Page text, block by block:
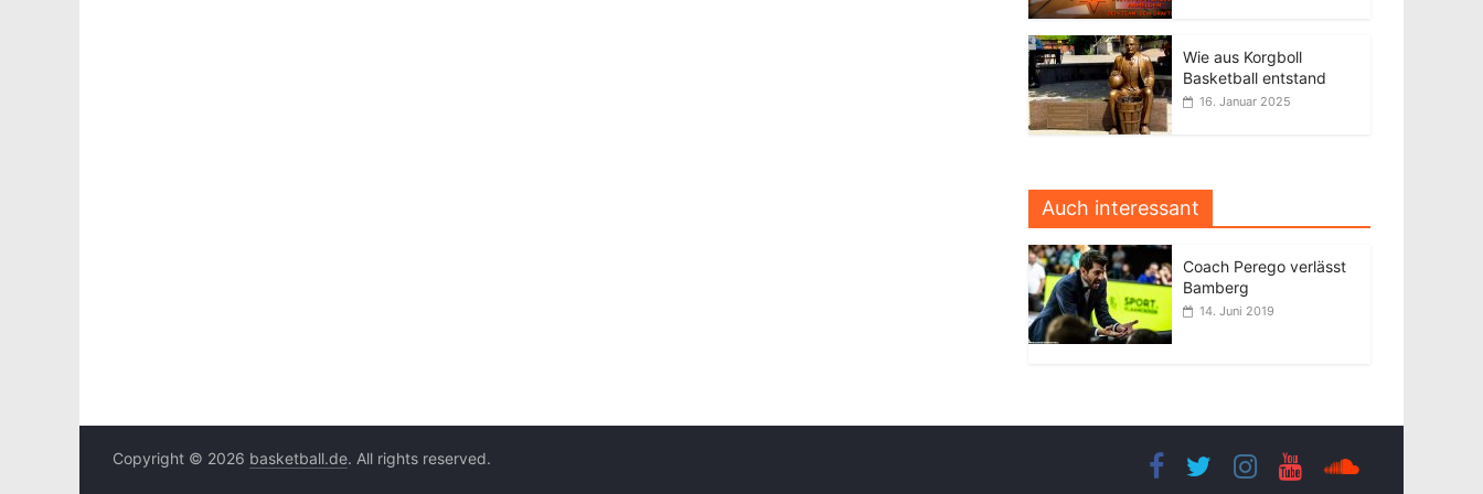
Wie aus Korgboll
Basketball entstand
16. Januar 2025
Auch interessant
Coach Perego verlässt
Bamberg
14. Juni 2019
Copyright © 2026 basketball.de. All rights reserved.